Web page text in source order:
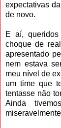
expectativas
de novo.
E aí,
choque de
apresentado
nem estava
meu nível de
um time que
tentasse não
Ainda